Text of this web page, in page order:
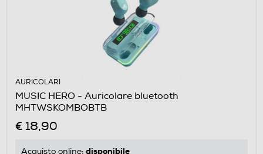
AURICOLARI
MUSIC HERO - Auricolare bluetooth
MHTWSKOMBOBTB
€ 18,90
Acquisto online: disponibile